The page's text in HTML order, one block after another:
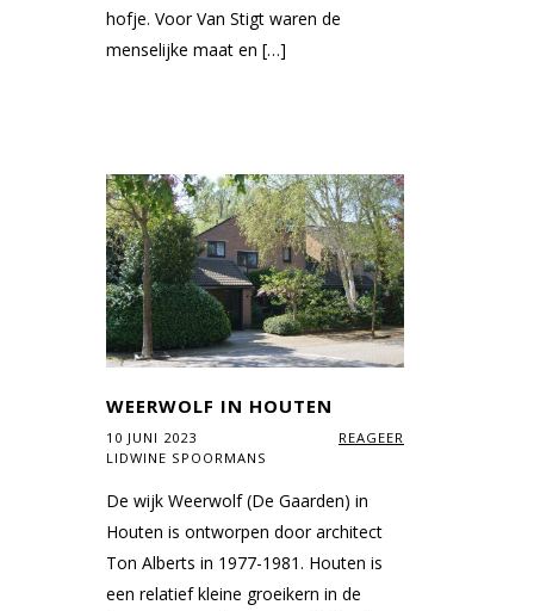
hofje. Voor Van Stigt waren de
menselijke maat en […]
WEERWOLF IN HOUTEN
10 JUNI 2023
REAGEER
LIDWINE SPOORMANS
De wijk Weerwolf (De Gaarden) in
Houten is ontworpen door architect
Ton Alberts in 1977-1981. Houten is
een relatief kleine groeikern in de